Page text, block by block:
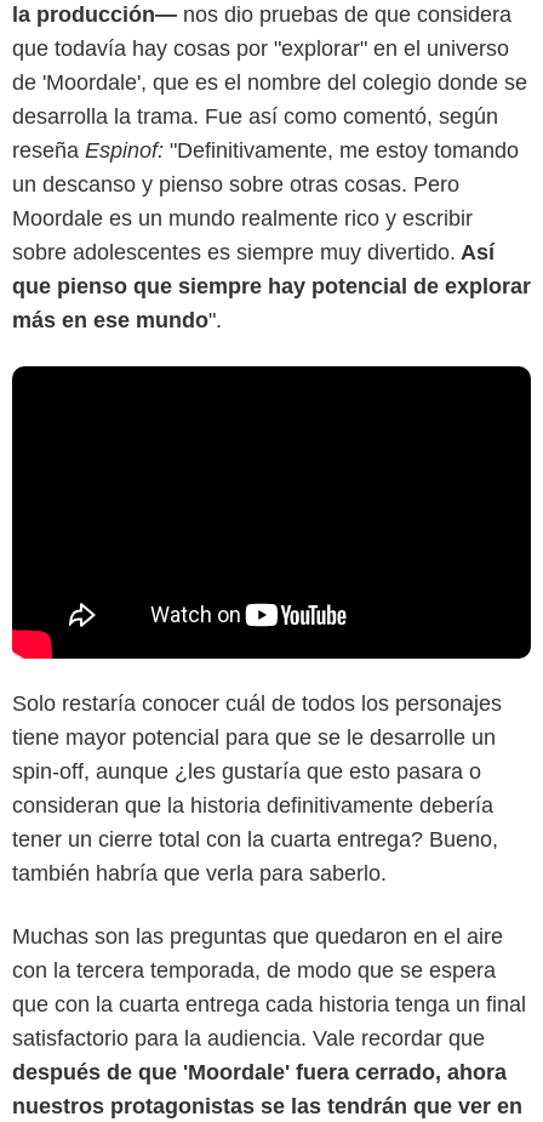
la producción— nos dio pruebas de que considera
que todavía hay cosas por "explorar" en el universo
de 'Moordale', que es el nombre del colegio donde se
desarrolla la trama. Fue así como comentó, según
reseña Espinof: "Definitivamente, me estoy tomando
un descanso y pienso sobre otras cosas. Pero
Moordale es un mundo realmente rico y escribir
sobre adolescentes es siempre muy divertido. Así
que pienso que siempre hay potencial de explorar
más en ese mundo".
Solo restaría conocer cuál de todos los personajes
tiene mayor potencial para que se le desarrolle un
spin-off, aunque ¿les gustaría que esto pasara o
consideran que la historia definitivamente debería
tener un cierre total con la cuarta entrega? Bueno,
también habría que verla para saberlo.
Muchas son las preguntas que quedaron en el aire
con la tercera temporada, de modo que se espera
que con la cuarta entrega cada historia tenga un final
satisfactorio para la audiencia. Vale recordar que
después de que 'Moordale' fuera cerrado, ahora
nuestros protagonistas se las tendrán que ver en